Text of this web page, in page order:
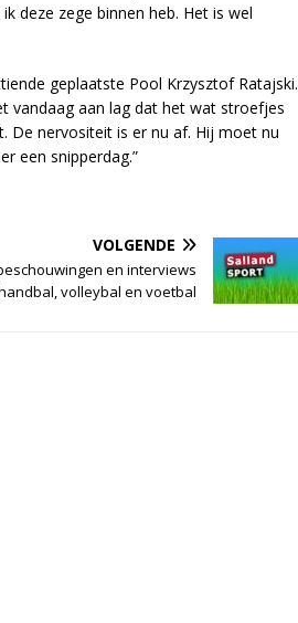
deze zege binnen heb. Het is wel
geplaatste Pool Krzysztof Ratajski.
vandaag aan lag dat het wat stroefjes
De nervositeit is er nu af. Hij moet nu
een snipperdag.”
VOLGENDE
en interviews
volleybal en voetbal